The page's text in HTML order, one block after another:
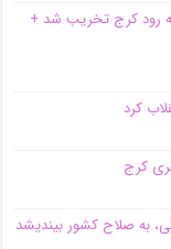
رود کرج تخریب شد +
به صلاح کشور بیندیشد